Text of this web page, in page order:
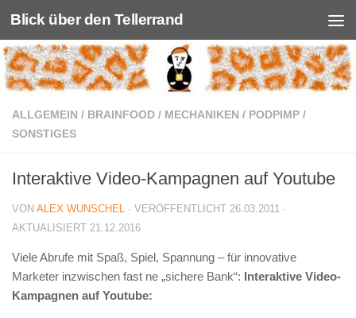
Unter dem Inhalt
Blick über den Tellerrand
ALLGEMEIN / BRAINFOOD / MECHANIKEN / PODPIMP /
SONSTIGES
Interaktive Video-Kampagnen auf Youtube
VON ALEX WUNSCHEL · VERÖFFENTLICHT 26.03.2011 ·
AKTUALISIERT 21.12.2016
Viele Abrufe mit Spaß, Spiel, Spannung – für innovative
Marketer inzwischen fast ne „sichere Bank“: Interaktive Video-
Kampagnen auf Youtube: